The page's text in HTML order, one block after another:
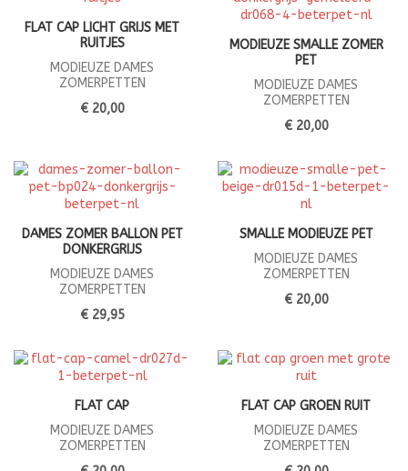
FLAT CAP LICHT GRIJS MET
RUITJES
MODIEUZE DAMES
ZOMERPETTEN
€ 20,00
MODIEUZE SMALLE ZOMER
PET
MODIEUZE DAMES
ZOMERPETTEN
€ 20,00
DAMES ZOMER BALLON PET
DONKERGRIJS
MODIEUZE DAMES
ZOMERPETTEN
€ 29,95
SMALLE MODIEUZE PET
MODIEUZE DAMES
ZOMERPETTEN
€ 20,00
FLAT CAP
MODIEUZE DAMES
ZOMERPETTEN
FLAT CAP GROEN RUIT
MODIEUZE DAMES
ZOMERPETTEN